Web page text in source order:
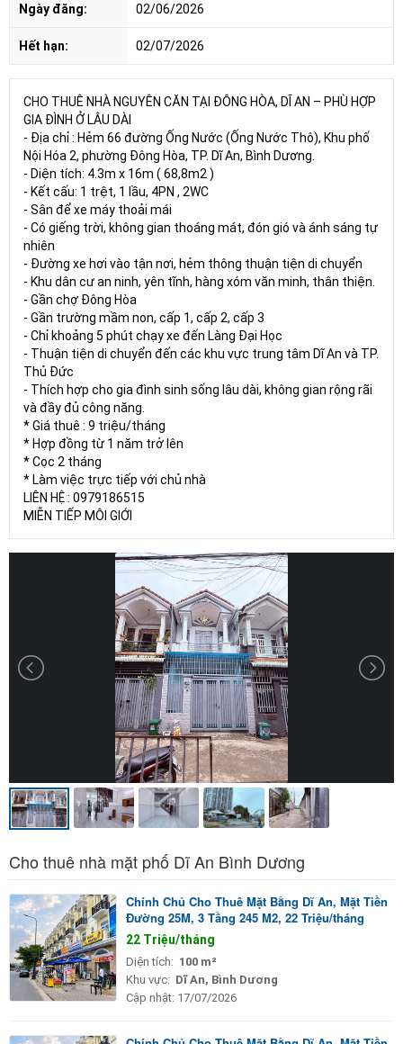
Ngày đăng: 02/06/2026
Hết hạn: 02/07/2026
CHO THUÊ NHÀ NGUYÊN CĂN TẠI ĐÔNG HÒA, DĨ AN – PHÙ HỢP
GIA ĐÌNH Ở LÂU DÀI
- Địa chỉ : Hẻm 66 đường Ống Nước (Ống Nước Thô), Khu phố
Nội Hóa 2, phường Đông Hòa, TP. Dĩ An, Bình Dương.
- Diện tích: 4.3m x 16m ( 68,8m2 )
- Kết cấu: 1 trệt, 1 lầu, 4PN , 2WC
- Sân để xe máy thoải mái
- Có giếng trời, không gian thoáng mát, đón gió và ánh sáng tự
nhiên
- Đường xe hơi vào tận nơi, hẻm thông thuận tiện di chuyển
- Khu dân cư an ninh, yên tĩnh, hàng xóm văn minh, thân thiện.
- Gần chợ Đông Hòa
- Gần trường mầm non, cấp 1, cấp 2, cấp 3
- Chỉ khoảng 5 phút chạy xe đến Làng Đại Học
- Thuận tiện di chuyển đến các khu vực trung tâm Dĩ An và TP.
Thủ Đức
- Thích hợp cho gia đình sinh sống lâu dài, không gian rộng rãi
và đầy đủ công năng.
* Giá thuê : 9 triệu/tháng
* Hợp đồng từ 1 năm trở lên
* Cọc 2 tháng
* Làm việc trực tiếp với chủ nhà
LIÊN HỆ : 0979186515
MIỄN TIẾP MÔI GIỚI
Cho thuê nhà mặt phố Dĩ An Bình Dương
Chính Chủ Cho Thuê Mặt Bằng Dĩ An, Mặt Tiền
Đường 25M, 3 Tầng 245 M2, 22 Triệu/tháng
22 Triệu/tháng
Diện tích: 100 m²
Khu vực: Dĩ An, Bình Dương
Cập nhật: 17/07/2026